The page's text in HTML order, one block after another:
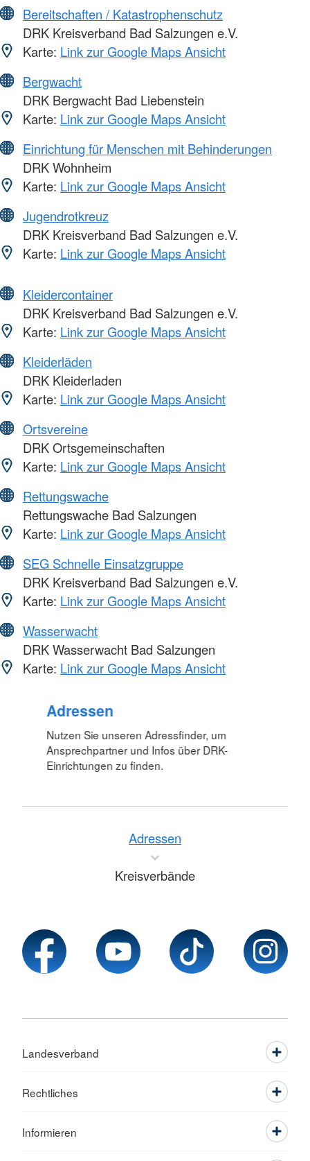
Bereitschaften / Katastrophenschutz
DRK Kreisverband Bad Salzungen e.V.
Karte: Link zur Google Maps Ansicht
Bergwacht
DRK Bergwacht Bad Liebenstein
Karte: Link zur Google Maps Ansicht
Einrichtung für Menschen mit Behinderungen
DRK Wohnheim
Karte: Link zur Google Maps Ansicht
Jugendrotkreuz
DRK Kreisverband Bad Salzungen e.V.
Karte: Link zur Google Maps Ansicht
Kleidercontainer
DRK Kreisverband Bad Salzungen e.V.
Karte: Link zur Google Maps Ansicht
Kleiderläden
DRK Kleiderladen
Karte: Link zur Google Maps Ansicht
Ortsvereine
DRK Ortsgemeinschaften
Karte: Link zur Google Maps Ansicht
Rettungswache
Rettungswache Bad Salzungen
Karte: Link zur Google Maps Ansicht
SEG Schnelle Einsatzgruppe
DRK Kreisverband Bad Salzungen e.V.
Karte: Link zur Google Maps Ansicht
Wasserwacht
DRK Wasserwacht Bad Salzungen
Karte: Link zur Google Maps Ansicht
Adressen
Nutzen Sie unseren Adressfinder, um
Ansprechpartner und Infos über DRK-
Einrichtungen zu finden.
Adressen
Kreisverbände
Landesverband
Rechtliches
Informieren